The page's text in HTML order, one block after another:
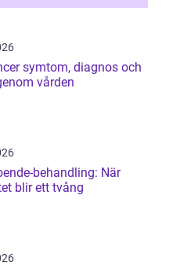
och
vården
behandling: När
blir ett tvång